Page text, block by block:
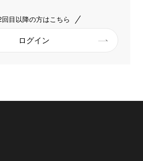
回目以降の方はこちら
ログイン